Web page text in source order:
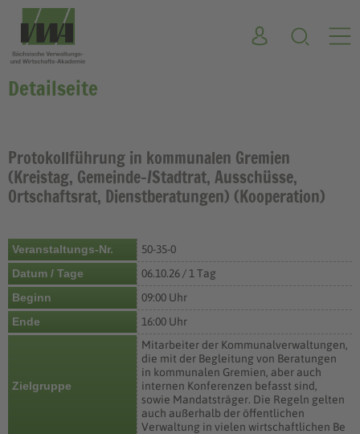
Detailseite
Protokollführung in kommunalen Gremien
(Kreistag, Gemeinde-/Stadtrat, Ausschüsse,
Ortschaftsrat, Dienstberatungen) (Kooperation)
Veranstaltungs-Nr.
50-35-0
Datum / Tage
06.10.26 / 1 Tag
Beginn
09:00 Uhr
Ende
16:00 Uhr
Zielgruppe
Mitarbeiter der Kommunalverwaltungen,
die mit der Begleitung von Beratungen
in kommunalen Gremien, aber auch
internen Konferenzen befasst sind,
sowie Mandatsträger. Die Regeln gelten
auch außerhalb der öffentlichen
Verwaltung in vielen wirtschaftlichen Be